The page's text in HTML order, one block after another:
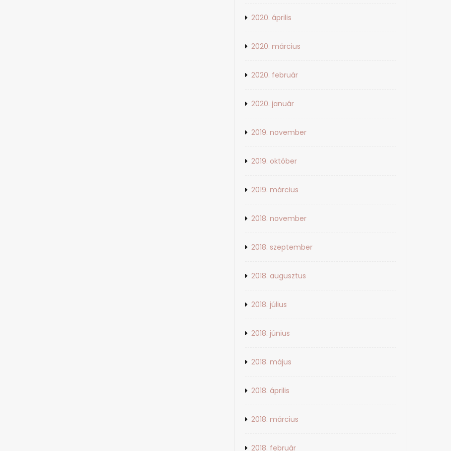
2020. április
2020. március
2020. február
2020. január
2019. november
2019. október
2019. március
2018. november
2018. szeptember
2018. augusztus
2018. július
2018. június
2018. május
2018. április
2018. március
2018. február